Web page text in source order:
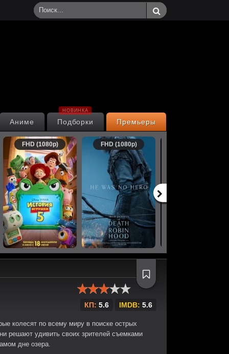
Премьеры
Подборки
НОВИНКА
Аниме
FHD (1080p) FHD (1080p)
КП: 5.6 IMDB: 5.6
колесят по всему миру в поиске острых
решают удивить своих зрителей съемками
дне озера.